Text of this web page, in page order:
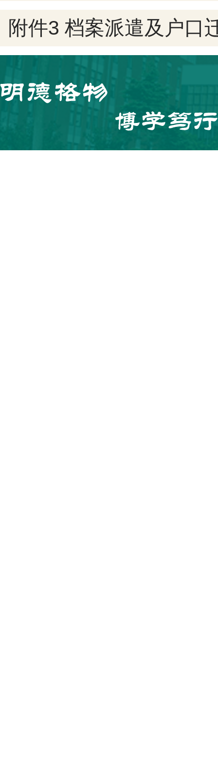
附件3 档案派遣及户口